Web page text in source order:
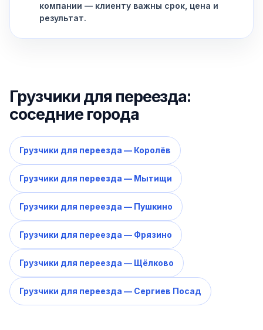
компании — клиенту важны срок, цена и
результат.
Грузчики для переезда:
соседние города
Грузчики для переезда — Королёв
Грузчики для переезда — Мытищи
Грузчики для переезда — Пушкино
Грузчики для переезда — Фрязино
Грузчики для переезда — Щёлково
Грузчики для переезда — Сергиев Посад